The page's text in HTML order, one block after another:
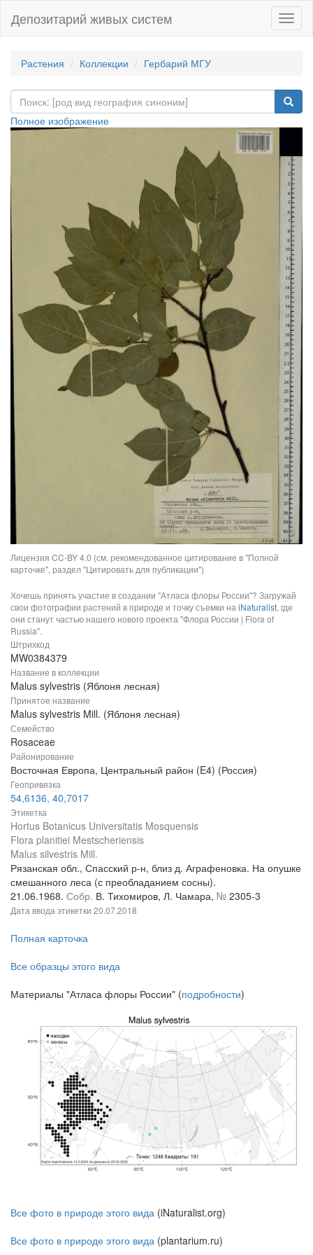
Депозитарий живых систем
Растения Коллекции Гербарий МГУ
Полное изображение
Лицензия CC-BY 4.0 (см. рекомендованное цитирование в "Полной
карточке", раздел "Цитировать для публикации")
Хочешь принять участие в создании "Атласа флоры России"? Загружай
свои фотографии растений в природе и точку съемки на iNaturalist, где
они станут частью нашего нового проекта "Флора России | Flora of
Russia".
Штрихкод
MW0384379
Название в коллекции
Malus sylvestris (Яблоня лесная)
Принятое название
Malus sylvestris Mill. (Яблоня лесная)
Семейство
Rosaceae
Районирование
Восточная Европа, Центральный район (E4) (Россия)
Геопривязка
54,6136, 40,7017
Этикетка
Hortus Botanicus Universitatis Mosquensis
Flora planitiei Mestscheriensis
Malus silvestris Mill.
Рязанская обл., Спасский р-н, близ д. Аграфеновка. На опушке
смешанного леса (с преобладанием сосны).
21.06.1968. Собр. В. Тихомиров, Л. Чамара, № 2305-3
Дата ввода этикетки 20.07.2018
Полная карточка
Все образцы этого вида
Материалы "Атласа флоры России" (подробности)
Все фото в природе этого вида (iNaturalist.org)
Все фото в природе этого вида (plantarium.ru)